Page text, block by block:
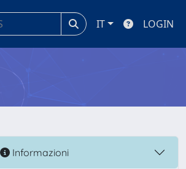
IT LOGIN
Informazioni